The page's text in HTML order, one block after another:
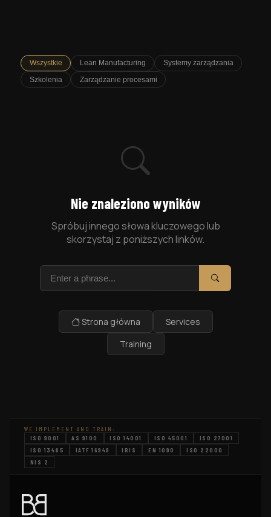
Wszystkie Lean Manufacturing
Systemy zarządzania
Szkolenia
Zarządzanie procesami
Nie znaleziono wyników
Spróbuj innego słowa kluczowego lub
skorzystaj z poniższych linków.
Szukaj
Szukaj
Strona główna
Services
Training
WE IMPLEMENT AND TRAIN:
ISO 9001
AS 9100 ISO 14001 ISO 45001
ISO 27001
ISO 13485
IATF 16949 IRIS EN 1090
ISO 22000
NIS 2